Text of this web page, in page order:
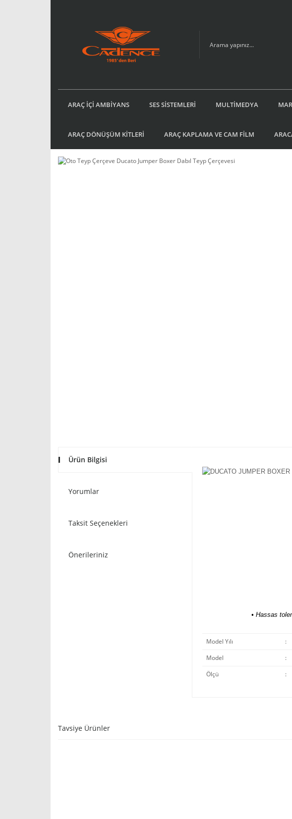
ARAÇ İÇİ AMBİYANS SES SİSTEMLERİ MULTİMEDYA
ARAÇ DÖNÜŞÜM KİTLERİ ARAÇ KAPLAMA VE CAM FİLM
Ürün Bilgisi
Yorumlar
Taksit Seçenekleri
Önerileriniz
• Hassas
Model Yılı :
Model
:
Ölçü
:
Tavsiye Ürünler